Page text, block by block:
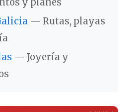
y planes
— Rutas, playas
— Joyería y